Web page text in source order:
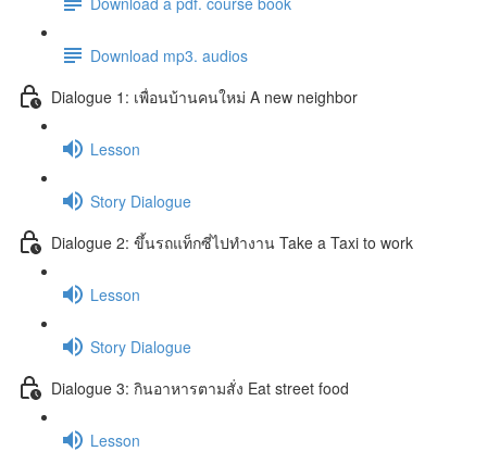
Download mp3. audios
Dialogue 1: เพื่อนบ้านคนใหม่ A new neighbor
Lesson
Story Dialogue
Dialogue 2: ขึ้นรถแท็กซี่ไปทำงาน Take a Taxi to work
Lesson
Story Dialogue
Dialogue 3: กินอาหารตามสั่ง Eat street food
Lesson